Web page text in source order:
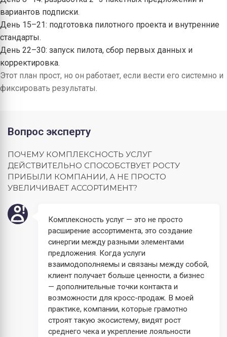
вариантов подписки.
День 15–21: подготовка пилотного проекта и внутренние
стандарты.
День 22–30: запуск пилота, сбор первых данных и
корректировка.
Этот план прост, но он работает, если вести его системно и
фиксировать результаты.
Вопрос эксперту
ПОЧЕМУ КОМПЛЕКСНОСТЬ УСЛУГ
ДЕЙСТВИТЕЛЬНО СПОСОБСТВУЕТ РОСТУ
ПРИБЫЛИ КОМПАНИИ, А НЕ ПРОСТО
УВЕЛИЧИВАЕТ АССОРТИМЕНТ?
Комплексность услуг — это не просто
расширение ассортимента, это создание
синергии между разными элементами
предложения. Когда услуги
взаимодополняемы и связаны между собой,
клиент получает больше ценности, а бизнес
— дополнительные точки контакта и
возможности для кросс-продаж. В моей
практике, компании, которые грамотно
строят такую экосистему, видят рост
среднего чека и укрепление лояльности